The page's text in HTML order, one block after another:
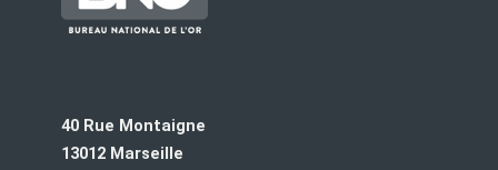
40 Rue Montaigne
13012 Marseille